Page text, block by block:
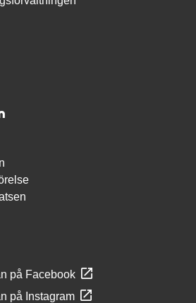
på Facebook
på Instagram